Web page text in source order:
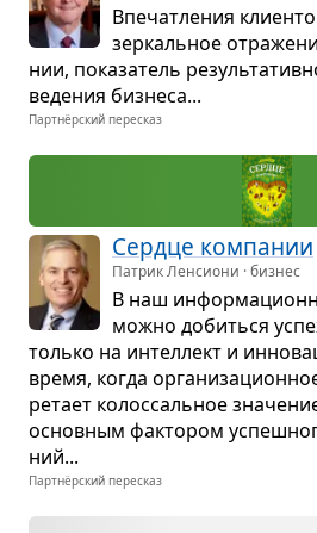
Впе­чат­ле­ния
зер­каль­ное
нии, пока­за­тель
веде­ния биз­неса...
Партнёрский пересказ
Сердце ком­па­нии
Патрик Ленсиони · бизнес
В наш
можно добиться
только на интел­лект и
время, когда
ре­тает колос­саль­ное
основ­ным фак­то­ром
ний...
Партнёрский пересказ